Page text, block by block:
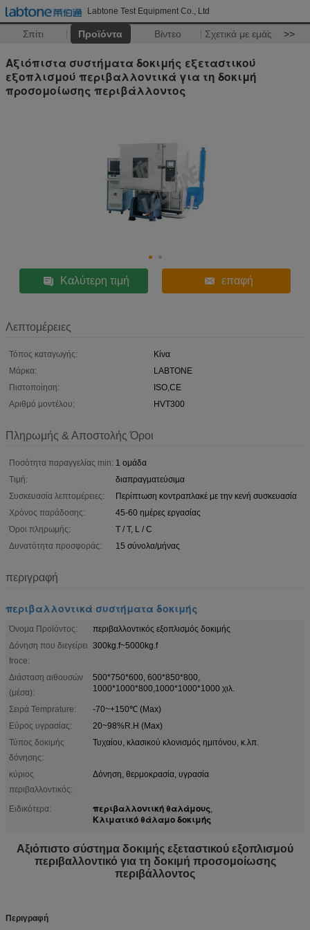
Labtone Test Equipment Co., Ltd
Σπίτι Προϊόντα Βίντεο Σχετικά με εμάς >>
Αξιόπιστα συστήματα δοκιμής εξεταστικού
εξοπλισμού περιβαλλοντικά για τη δοκιμή
προσομοίωσης περιβάλλοντος
Καλύτερη τιμή επαφή
Λεπτομέρειες
Τόπος καταγωγής:
Κίνα
Μάρκα:
LABTONE
Πιστοποίηση:
ISO,CE
Αριθμό μοντέλου:
HVT300
Πληρωμής & Αποστολής Όροι
Ποσότητα παραγγελίας min: 1 ομάδα
Τιμή:
διαπραγματεύσιμα
Συσκευασία λεπτομέρειες:
Περίπτωση κοντραπλακέ με την κενή συσκευασία
Χρόνος παράδοσης:
45-60 ημέρες εργασίας
Όροι πληρωμής:
T / T, L / C
Δυνατότητα προσφοράς:
15 σύνολα/μήνας
περιγραφή
περιβαλλοντικά συστήματα δοκιμής
Όνομα Προϊόντος:
περιβαλλοντικός εξοπλισμός δοκιμής
Δόνηση που διεγείρει
froce:
300kg.f~5000kg.f
Διάσταση αιθουσών
(μέσα):
500*750*600, 600*850*800,
1000*1000*800,1000*1000*1000 χιλ.
Σειρά Temprature:
-70~+150℃ (Max)
Εύρος υγρασίας:
20~98%R.H (Max)
Τύπος δοκιμής
δόνησης:
Τυχαίου, κλασικού κλονισμός ημιτόνου, κ.λπ.
κύριος
περιβαλλοντικός:
Δόνηση, θερμοκρασία, υγρασία
Ειδικότερα: περιβαλλοντική θαλάμους,
Κλιματικό θάλαμο δοκιμής
Αξιόπιστο σύστημα δοκιμής εξεταστικού εξοπλισμού
περιβαλλοντικό για τη δοκιμή προσομοίωσης
περιβάλλοντος
Περιγραφή